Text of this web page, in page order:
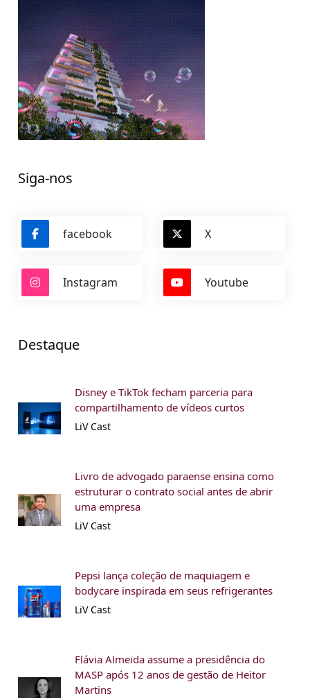
Siga-nos
facebook X
Instagram Youtube
Destaque
Disney e TikTok fecham parceria para
compartilhamento de vídeos curtos
LiV Cast
Livro de advogado paraense ensina como
estruturar o contrato social antes de abrir
uma empresa
LiV Cast
Pepsi lança coleção de maquiagem e
bodycare inspirada em seus refrigerantes
LiV Cast
Flávia Almeida assume a presidência do
MASP após 12 anos de gestão de Heitor
Martins